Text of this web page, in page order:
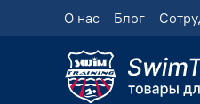
О нас Блог